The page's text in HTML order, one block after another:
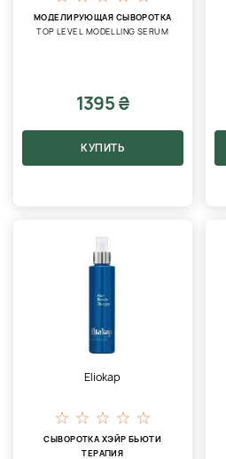
МОДЕЛИРУЮЩАЯ СЫВОРОТКА
TOP LEVEL MODELLING SERUM
1395 ₴
КУПИТЬ
Eliokap
СЫВОРОТКА ХЭЙР БЬЮТИ
ТЕРАПИЯ